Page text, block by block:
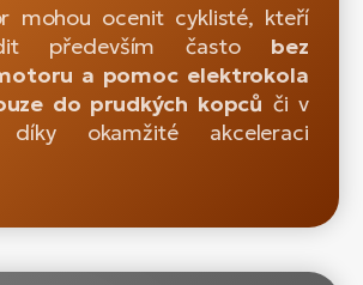
mohou ocenit cyklisté, kteří
především často bez
a pomoc elektrokola
do prudkých kopců či v
díky okamžité akceleraci